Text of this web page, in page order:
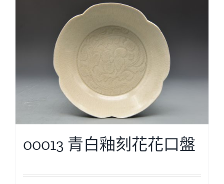
00013 青白釉刻花花口盤